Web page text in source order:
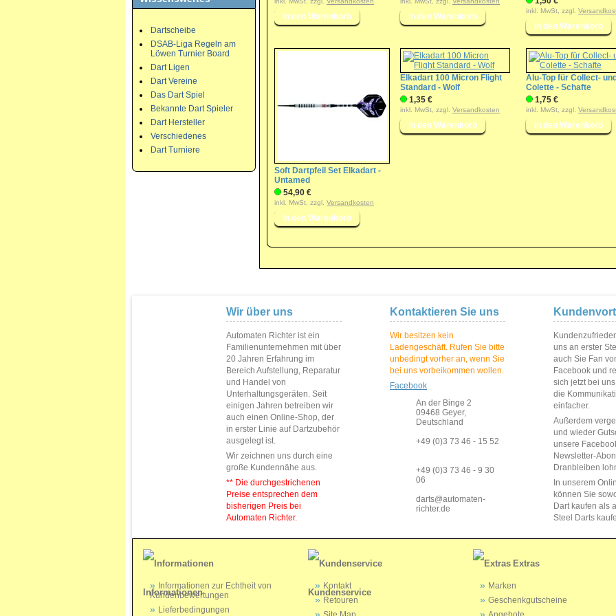
Dartscheibe
DSAB-Liga Regeln am
Löwen Turnier Board
Dart Ligen
Dart Vereine
Das Dart Spiel
Bekannte Dart Spieler
Dart Hersteller
Verschiedenes
Dart Turniere
inkl. MwSt, zzgl.
Soft Dartpfeil Set Elkadart -
Untamed
54,90 €
inkl. MwSt, zzgl. Versandkosten
Elkadart 100 Micron Flight
Standard - Wolf
1,35 €
inkl. MwSt, zzgl. Versandkosten
Alu-Top für Collect- und
Colette - Schafte
1,75 €
inkl. MwSt, zzgl.
Wir über uns
Automaten Richter ist ein
Familienunternehmen mit über
20 Jahren Erfahrung im
Bereich Aufstellung, Reparatur
und Handel von
Unterhaltungsgeräten. Seit
einigen Jahren betreiben wir
auch einen Online-Shop, der
in erster Linie auf Dartzubehör
ausgelegt ist.
Wir zeichnen uns durch eine
große Kundennähe aus.
** Die durchgestrichenen
Preise entsprechen dem
bisherigen Preis bei
Automaten Richter.
Kontaktieren Sie uns
Wir besitzen kein
Ladengeschäft. Rufen Sie bitte
unbedingt vorher an, wenn Sie
bei uns vorbeikommen wollen.
Facebook
An der Binge 2
09468 Geyer,
Deutschland
+49 (0)3 73 46 - 15 52
+49 (0)3 73 46 - 9 30
06
darts@automaten-
richter.de
uns an erster
auch Sie Fan
Facebook und
sich jetzt bei
die
einfacher.
Außerdem
und wieder
unsere
Newsletter-
Dranbleiben
In unserem
können Sie
Dart kaufen als
Steel Darts
Informationen
Informationen zur Echtheit von
Kundenbewertungen
Lieferbedingungen
Kundenservice
Kontakt
Retouren
Extras
Marken
Geschenkgutscheine